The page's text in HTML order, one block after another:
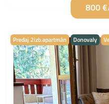
800
Predaj 2izb.apartmán Donovaly